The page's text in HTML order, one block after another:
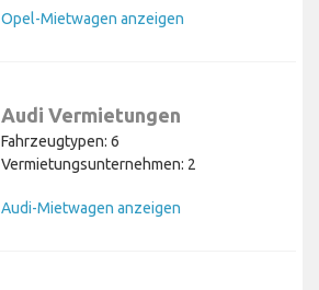
Opel-Mietwagen anzeigen
Audi Vermietungen
Fahrzeugtypen: 6
Vermietungsunternehmen: 2
Audi-Mietwagen anzeigen